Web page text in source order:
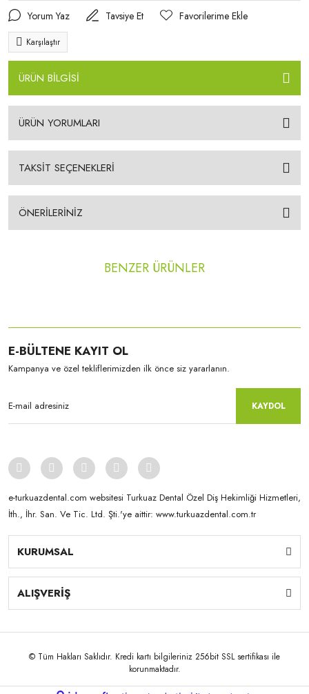
Yorum Yaz Tavsiye Et
Karşılaştır
ÜRÜN BİLGİSİ
ÜRÜN YORUMLARI
TAKSİT SEÇENEKLERİ
ÖNERİLERİNİZ
BENZER ÜRÜNLER
Smile Line
E-BÜLTENE KAYIT OL
Kampanya ve özel tekliflerimizden ilk önce siz yararlanın.
KAYDOL
e-turkuazdental.com websitesi Turkuaz Dental Özel Diş Hekimliği Hizmetleri,
İth., İhr. San. Ve Tic. Ltd. Şti.'ye aittir: www.turkuazdental.com.tr
KURUMSAL
ALIŞVERİŞ
© Tüm Hakları Saklıdır. Kredi kartı bilgileriniz 256bit SSL sertifikası ile
korunmaktadır.